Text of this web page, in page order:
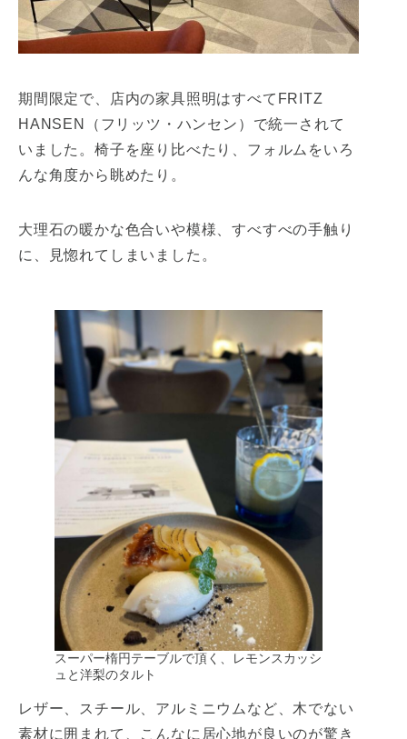
期間限定で、店内の家具照明はすべてFRITZ
HANSEN（フリッツ・ハンセン）で統一されて
いました。椅子を座り比べたり、フォルムをいろ
んな角度から眺めたり。
大理石の暖かな色合いや模様、すべすべの手触り
に、見惚れてしまいました。
スーパー楕円テーブルで頂く、レモンスカッシ
ュと洋梨のタルト
レザー、スチール、アルミニウムなど、木でない
素材に囲まれて、こんなに居心地が良いのが驚き